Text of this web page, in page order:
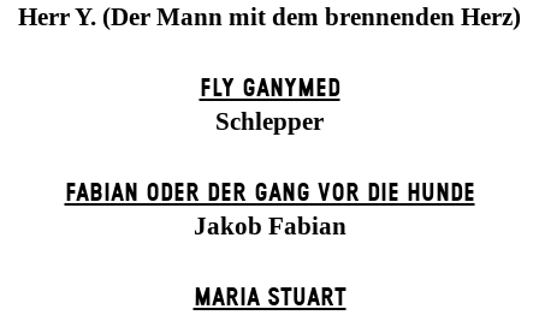
Herr Y. (Der Mann mit dem brennenden Herz)
FLY GANYMED
Schlepper
FABIAN ODER DER GANG VOR DIE HUNDE
Jakob Fabian
MARIA STUART